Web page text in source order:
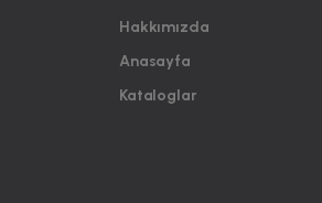
Hakkımızda
Anasayfa
Kataloglar